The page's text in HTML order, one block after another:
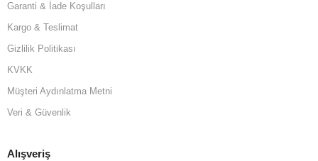
Garanti & İade Koşulları
Kargo & Teslimat
Gizlilik Politikası
KVKK
Müşteri Aydınlatma Metni
Veri & Güvenlik
Alışveriş